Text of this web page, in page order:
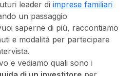
leader di imprese familiari
un passaggio
saperne di più, raccontiamo
e modalità per partecipare
e vediamo quali sono i